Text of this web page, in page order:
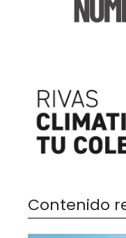
Contenido